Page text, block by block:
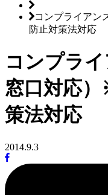
コンプライアン
防止対策法対応
コンプラ
窓口対応
策法対応
2014.9.3